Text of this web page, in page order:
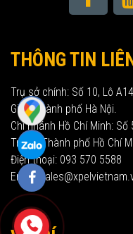
THÔNG TIN
Trụ sở chính: Số 10, Lô
Giấy, Thành phố Hà Nội.
Chi nhánh Hồ Chí Minh:
Trung, Thành phố Hồ Chí
Điện thoại: 093 570 5588
Email: